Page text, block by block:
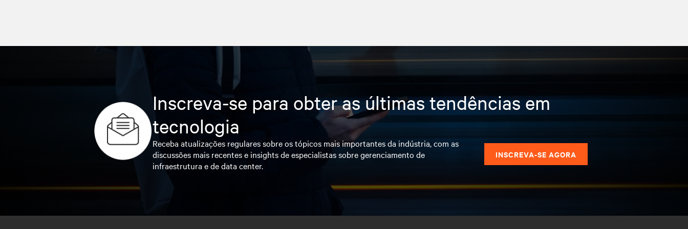
Inscreva-se para obter as últimas tendências em
tecnologia
Receba atualizações regulares sobre os tópicos mais importantes da indústria, com as
discussões mais recentes e insights de especialistas sobre gerenciamento de
infraestrutura e de data center.
INSCREVA-SE AGORA